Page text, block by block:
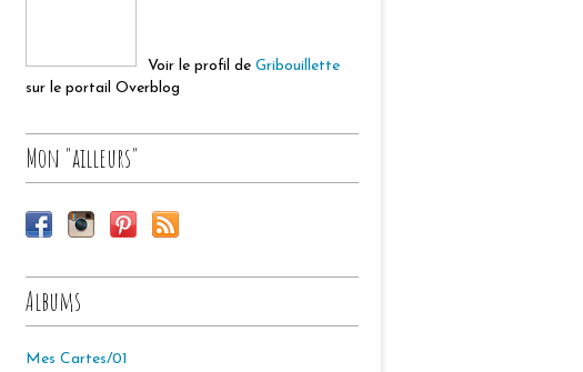
Voir le profil de Gribouillette
sur le portail Overblog
Mon "ailleurs"
Albums
Mes Cartes/01